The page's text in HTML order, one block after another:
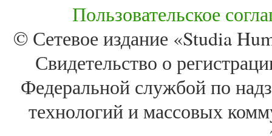
Пользовательское
© Сетевое издание «Studia
Свидетельство о
Федеральной службой по
технологий и массовых